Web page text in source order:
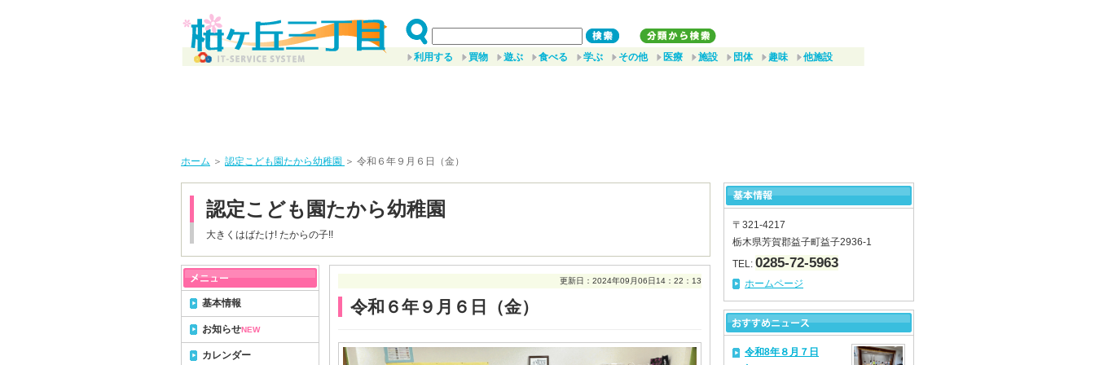
利用する 買物 遊ぶ 食べる 学ぶ その他 医療 施設 団体 趣味 他施設
ホーム ＞ 認定こども園たから幼稚園 ＞ 令和６年９月６日（金）
認定こども園たから幼稚園
大きくはばたけ! たからの子!!
更新日：2024年09月06日14：22：13
令和６年９月６日（金）
基本情報
お知らせNEW
カレンダー
〒321-4217
栃木県芳賀郡益子町益子2936-1
TEL: 0285-72-5963
ホームページ
令和8年８月７日